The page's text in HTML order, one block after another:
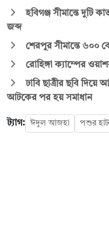
হবিগঞ্জ সীমান্তে দুটি
জব্দ
শেরপুর সীমান্তে ৬০০
রোহিঙ্গা ক্যাম্পের
ঢাবি ছাত্রীর ছবি
আটকের পর হয় সমাধান
ট্যাগ: ঈদুল আজহা পশুর হাট